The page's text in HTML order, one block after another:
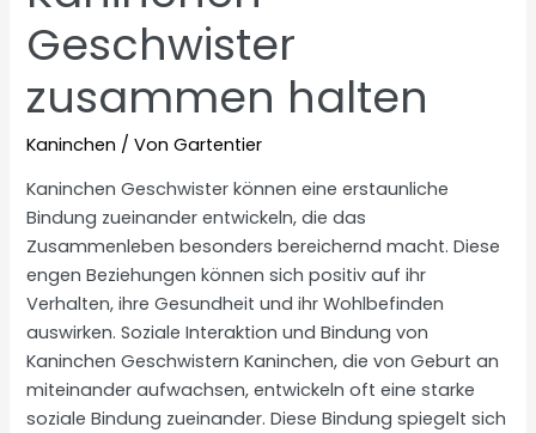
Geschwister
zusammen halten
Kaninchen / VonGartentier
Kaninchen Geschwister können eine erstaunliche
Bindung zueinander entwickeln, die das
Zusammenleben besonders bereichernd macht. Diese
engen Beziehungen können sich positiv auf ihr
Verhalten, ihre Gesundheit und ihr Wohlbefinden
auswirken. Soziale Interaktion und Bindung von
Kaninchen Geschwistern Kaninchen, die von Geburt an
miteinander aufwachsen, entwickeln oft eine starke
soziale Bindung zueinander. Diese Bindung spiegelt sich